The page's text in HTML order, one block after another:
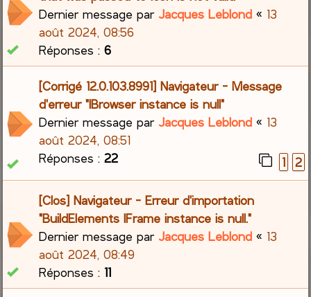
Dernier message parJacques Leblond « 13
août 2024, 08:56
Réponses :6
[Corrigé 12.0.103.8991] Navigateur - Message
d'erreur "IBrowser instance is null"
Dernier message parJacques Leblond « 13
août 2024, 08:51
Réponses :22 1 2
[Clos] Navigateur - Erreur d'importation
"BuildElements IFrame instance is null."
Dernier message parJacques Leblond « 13
août 2024, 08:49
Réponses :11